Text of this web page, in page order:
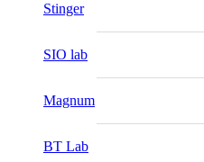
Stinger
SIO lab
Magnum
BT Lab